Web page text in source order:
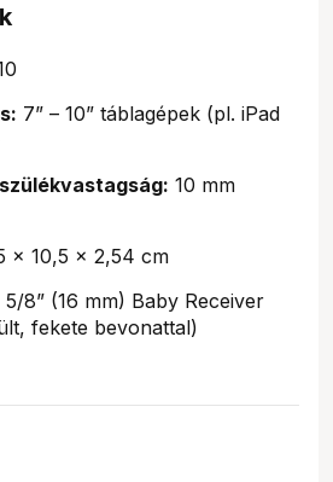
7” – 10” táblagépek (pl. iPad
10 mm
x 10,5 x 2,54 cm
5/8” (16 mm) Baby Receiver
fekete bevonattal)